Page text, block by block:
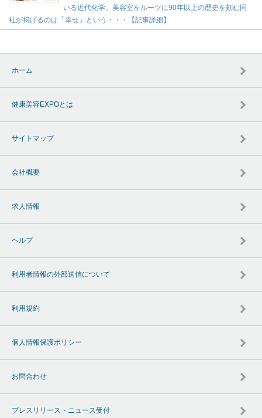
いる近代化学。美容室をルーツに90年以上の歴史を刻む同
社が掲げるのは「幸せ」という・・・【記事詳細】
ホーム
健康美容EXPOとは
サイトマップ
会社概要
求人情報
ヘルプ
利用者情報の外部送信について
利用規約
個人情報保護ポリシー
お問合わせ
プレスリリース・ニュース受付